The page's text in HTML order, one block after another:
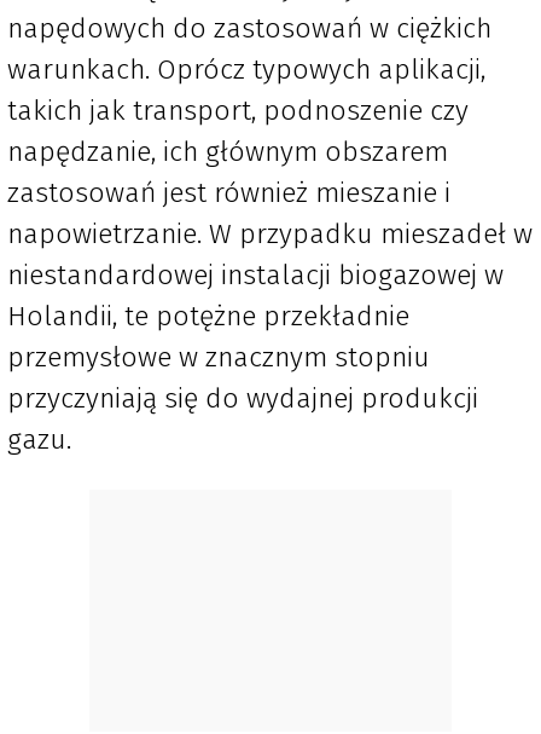
napędowych do zastosowań w ciężkich
warunkach. Oprócz typowych aplikacji,
takich jak transport, podnoszenie czy
napędzanie, ich głównym obszarem
zastosowań jest również mieszanie i
napowietrzanie. W przypadku mieszadeł w
niestandardowej instalacji biogazowej w
Holandii, te potężne przekładnie
przemysłowe w znacznym stopniu
przyczyniają się do wydajnej produkcji
gazu.